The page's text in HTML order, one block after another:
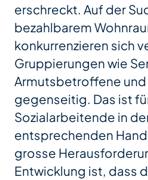
erschreckt. Auf der
bezahlbarem
konkurrenzieren sich
Gruppierungen wie
Armutsbetroffene
gegenseitig. Das ist
Sozialarbeitende in
entsprechenden
grosse
Entwicklung ist, dass